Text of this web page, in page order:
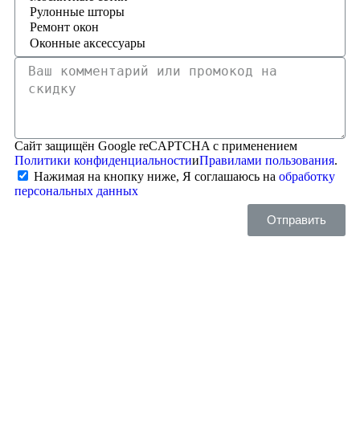
Сайт защищён Google reCAPTCHA с применением
Политики конфиденциальностииПравилами пользования.
Нажимая на кнопку ниже, Я соглашаюсь на обработку
персональных данных
Отправить